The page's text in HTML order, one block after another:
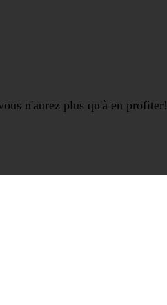
n'aurez plus qu'à en profiter!